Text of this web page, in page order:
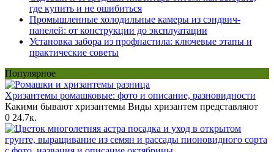
где купить и не ошибиться
Промышленные холодильные камеры из сэндвич-
панелей: от конструкции до эксплуатации
Установка забора из профнастила: ключевые этапы и
практические советы
Популярное
Хризантемы ромашковые: фото и описание, разновидности
Какими бывают хризантемы Виды хризантем представляют
0 24.7к.